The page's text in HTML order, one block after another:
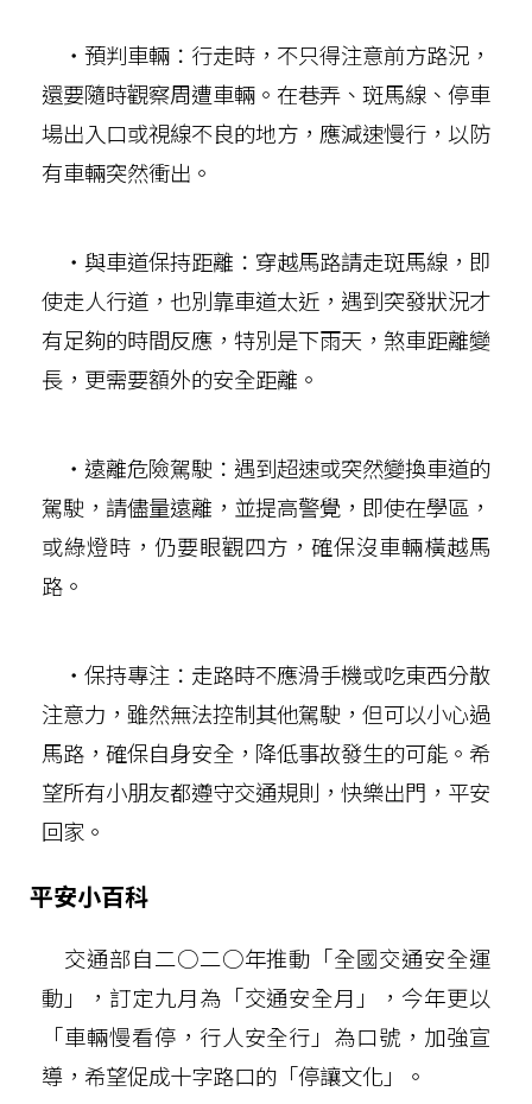
‧預判車輛：行走時，不只得注意前方路況，
還要隨時觀察周遭車輛。在巷弄、斑馬線、停車
場出入口或視線不良的地方，應減速慢行，以防
有車輛突然衝出。
‧與車道保持距離：穿越馬路請走斑馬線，即
使走人行道，也別靠車道太近，遇到突發狀況才
有足夠的時間反應，特別是下雨天，煞車距離變
長，更需要額外的安全距離。
‧遠離危險駕駛：遇到超速或突然變換車道的
駕駛，請儘量遠離，並提高警覺，即使在學區，
或綠燈時，仍要眼觀四方，確保沒車輛橫越馬
路。
‧保持專注：走路時不應滑手機或吃東西分散
注意力，雖然無法控制其他駕駛，但可以小心過
馬路，確保自身安全，降低事故發生的可能。希
望所有小朋友都遵守交通規則，快樂出門，平安
回家。
平安小百科
交通部自二○二○年推動「全國交通安全運
動」，訂定九月為「交通安全月」，今年更以
「車輛慢看停，行人安全行」為口號，加強宣
導，希望促成十字路口的「停讓文化」。